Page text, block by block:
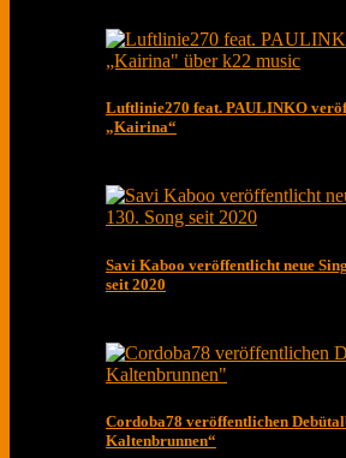
Luftlinie270 feat. PAULINKO
„Kairina“
Savi Kaboo veröffentlicht neue
seit 2020
Cordoba78 veröffentlichen
Kaltenbrunnen“